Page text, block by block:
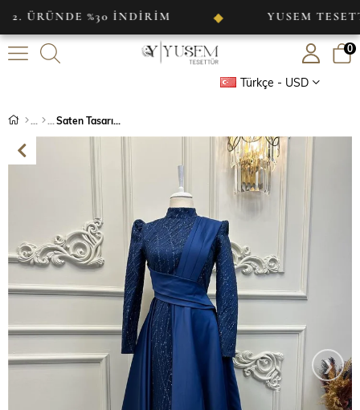
%30 İNDİRİM ◆ YUSEM TESETTÜR
Türkçe - USD
0
Saten Tasarım Abiye
›